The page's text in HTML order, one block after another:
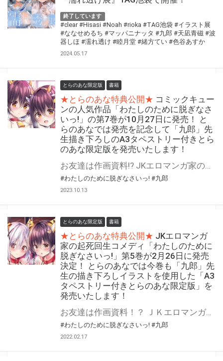
終了しています
#clear #Hisasi #Noah #rioka #TAG池袋 #イラスト展
#ななせめるち #マッパニナッタ #九郎 #天凪青磁 #波
器しほ #濡れ透け #睦月堂 #緒方てい #色谷あすか
2024.05.17
とらのあな限定版 書籍
★とらのあな特典公開★ コミックキュー
ンの人気作品「わたしのために脱ぎなさ
いっ!」の第7巻が10月27日に発売！ と
らのあなでは発売を記念して「九郎」先
生描き下ろしのA3タペストリー付きとら
のあな限定版を発売いたします！
お友達は作画資料!? JKエロマンガ家の起死回生コメディ! 「わたしのために脱ぎなさいっ!」の第7巻が10月27日に発売！ とらのあなでは発売を記念して「描きおろしA3タペストリー」付きとらのあな限定版を発売いたします。 イラストは「九郎」先生の描き下ろしイラストです！ とらのあな限定版は数量限定となりますので是非お早めにお求めください！
#わたしのために脱ぎなさいっ! #九郎
2023.10.13
とらのあな限定版 書籍
★とらのあな特典公開★ JKエロマンガ
家の起死回生コメディ「わたしのために
脱ぎなさいっ!」第5巻が2月26日に発売
決定！ とらのあなでは今巻も「九郎」先
生の描き下ろしイラストを使用した「A3
タペストリー付きとらのあな限定版」を
発売いたします！
お友達は作画資料！？ ＪＫエロマンガ家の起死回生コメディ！ 「わたしのために脱ぎなさいっ!」最新第5巻が2022年2月26日に発売！ とらのあなでは本作の発売を記念して、今巻も「九郎」先生の描き下ろしイラストを使用した「A3タペストリー付きとらのあな限定版」を発売いたします。 是非この機会にお買い求めください！
#わたしのために脱ぎなさいっ! #九郎
2022.02.17